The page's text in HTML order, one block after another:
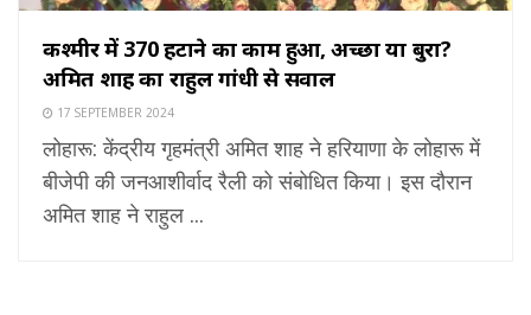
कश्मीर में 370 हटाने का काम हुआ, अच्छा या बुरा?
अमित शाह का राहुल गांधी से सवाल
17 SEPTEMBER 2024
लोहारू: केंद्रीय गृहमंत्री अमित शाह ने हरियाणा के लोहारू में
बीजेपी की जनआशीर्वाद रैली को संबोधित किया। इस दौरान
अमित शाह ने राहुल ...